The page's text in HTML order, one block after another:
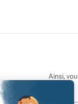
Ainsi,